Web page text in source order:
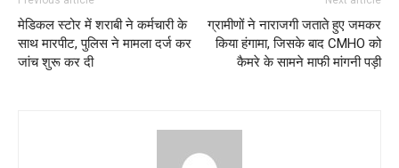
मेडिकल स्टोर में शराबी ने कर्मचारी के
साथ मारपीट, पुलिस ने मामला दर्ज कर
जांच शुरू कर दी
ग्रामीणों ने नाराजगी जताते हुए जमकर
किया हंगामा, जिसके बाद CMHO को
कैमरे के सामने माफी मांगनी पड़ी